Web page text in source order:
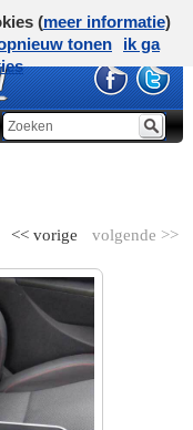
volgende >>
<< vorige
(meer informatie)
tonen
ik ga